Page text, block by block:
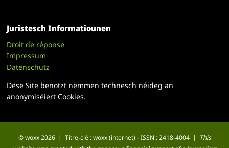
Juristesch Informatiounen
Droit de réponse
Impressum
Datenschutz
Dëse Site benotzt nëmmen technesch néideg an
anonymiséiert Cookies.
© woxx 2026 | Titre-clé : woxx (internet) - ISSN : 2418-4004 |
This